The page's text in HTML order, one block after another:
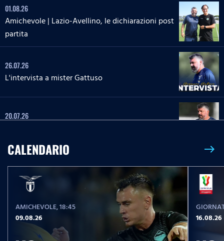
01.08.26
Amichevole | Lazio-Avellino, le dichiarazioni post
partita
26.07.26
L'intervista a mister Gattuso
20.07.26
23.05.26
Serie A Enilive | Lazio-Pisa, le parole post partita
23.05.26
Serie A Enilive | Lazio-Pisa, la conferenza stampa
post partita
CALENDARIO east
AMICHEVOLE, 18:45
09.08.26
16.08.26